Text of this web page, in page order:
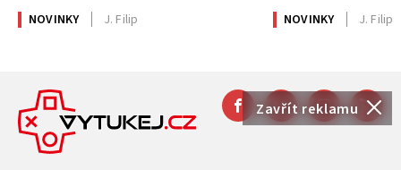
Zavřít reklamu
NOVINKY J. Filip NOVINKY J. Filip